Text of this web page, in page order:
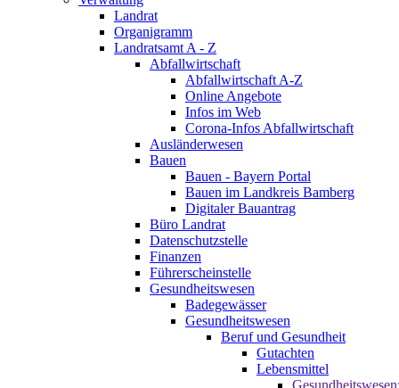
Landrat
Organigramm
Landratsamt A - Z
Abfallwirtschaft
Abfallwirtschaft A-Z
Online Angebote
Infos im Web
Corona-Infos Abfallwirtschaft
Ausländerwesen
Bauen
Bauen - Bayern Portal
Bauen im Landkreis Bamberg
Digitaler Bauantrag
Büro Landrat
Datenschutzstelle
Finanzen
Führerscheinstelle
Gesundheitswesen
Badegewässer
Gesundheitswesen
Beruf und Gesundheit
Gutachten
Lebensmittel